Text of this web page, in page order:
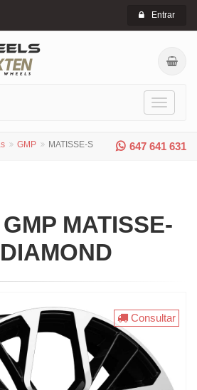
Entrar
Toggle
647 641 631
GMP MATISSE-S
MATISSE-
Consultar